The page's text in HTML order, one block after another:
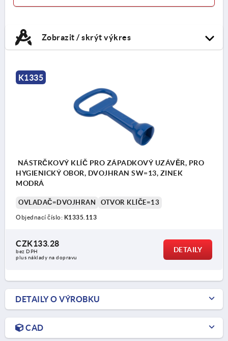
Zobrazit / skrýt výkres
K1335
NÁSTRČKOVÝ KLÍČ PRO ZÁPADKOVÝ UZÁVĚR, PRO
HYGIENICKÝ OBOR, DVOJHRAN SW=13, ZINEK
MODRÁ
OVLADAČ=DVOJHRAN OTVOR KLÍČE=13
Objednací číslo: K1335.113
CZK133.28
bez DPH
plus náklady na dopravu
DETAILY
DETAILY O VÝROBKU
CAD